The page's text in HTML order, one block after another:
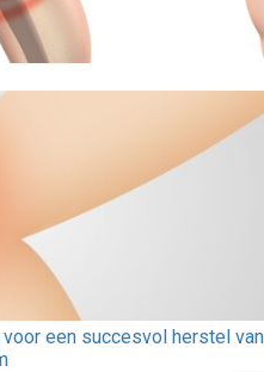
een succesvol herstel van